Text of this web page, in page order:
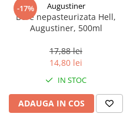
-17% Augustiner
Bere nepasteurizata Hell,
Augustiner, 500ml
17,88 lei
14,80 lei
IN STOC
ADAUGA IN COS